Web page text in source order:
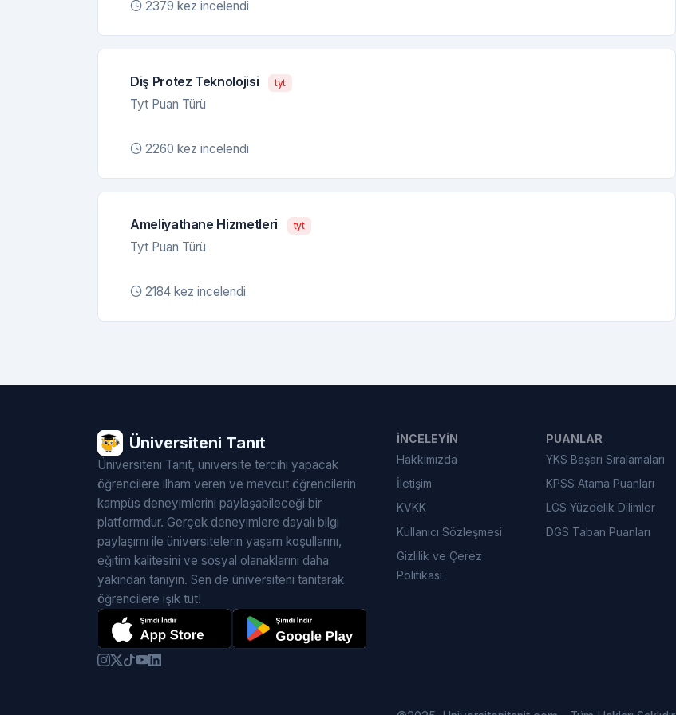
2379 kez incelendi
Diş Protez Teknolojisi tyt
Tyt Puan Türü
2260 kez incelendi
Ameliyathane Hizmetleri tyt
Tyt Puan Türü
2184 kez incelendi
Üniversiteni Tanıt
Üniversiteni Tanıt, üniversite tercihi yapacak
öğrencilere ilham veren ve mevcut öğrencilerin
kampüs deneyimlerini paylaşabileceği bir
platformdur. Gerçek deneyimlere dayalı bilgi
paylaşımı ile üniversitelerin yaşam koşullarını,
eğitim kalitesini ve sosyal olanaklarını daha
yakından tanıyın. Sen de üniversiteni tanıtarak
öğrencilere ışık tut!
İNCELEYIN
Hakkımızda
İletişim
KVKK
Kullanıcı Sözleşmesi
Gizlilik ve Çerez
Politikası
PUANLAR
YKS Başarı Sıralamaları
KPSS Atama Puanları
LGS Yüzdelik Dilimler
DGS Taban Puanları